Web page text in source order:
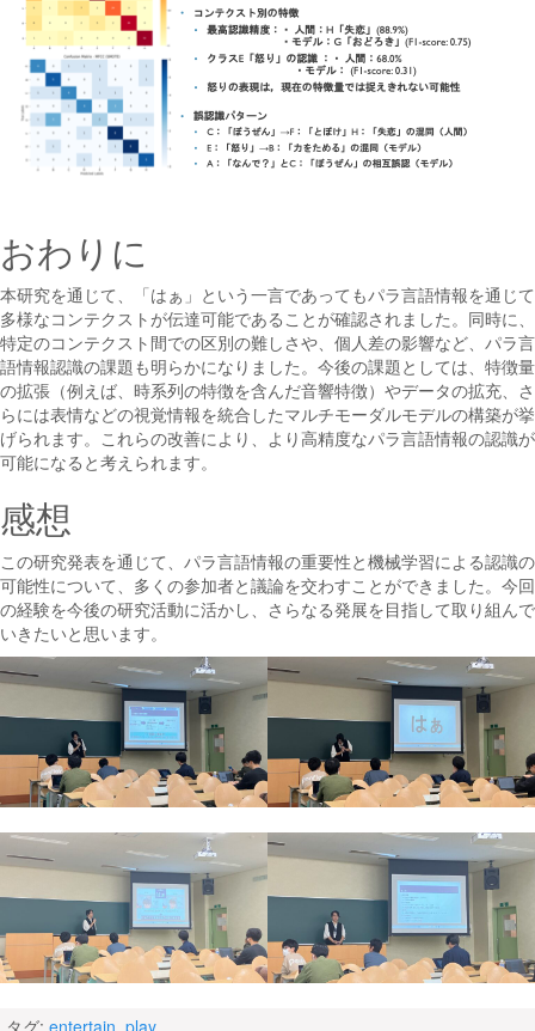
おわりに
本研究を通じて、「はぁ」という一言であってもパラ言語情報を通じて
多様なコンテクストが伝達可能であることが確認されました。同時に、
特定のコンテクスト間での区別の難しさや、個人差の影響など、パラ言
語情報認識の課題も明らかになりました。今後の課題としては、特徴量
の拡張（例えば、時系列の特徴を含んだ音響特徴）やデータの拡充、さ
らには表情などの視覚情報を統合したマルチモーダルモデルの構築が挙
げられます。これらの改善により、より高精度なパラ言語情報の認識が
可能になると考えられます。
感想
この研究発表を通じて、パラ言語情報の重要性と機械学習による認識の
可能性について、多くの参加者と議論を交わすことができました。今回
の経験を今後の研究活動に活かし、さらなる発展を目指して取り組んで
いきたいと思います。
タグ: entertain play